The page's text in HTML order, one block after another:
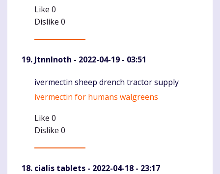
Like 0
Dislike 0
JtnnInoth - 2022-04-19 - 03:51
Komentaras
ivermectin sheep drench tractor supply
ivermectin for humans walgreens
Like 0
Dislike 0
cialis tablets - 2022-04-18 - 23:17